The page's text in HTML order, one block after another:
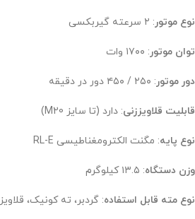
نوع موتور: ۲ سرعته گیربکسی
توان موتور: ۱۷۰۰ وات
دور موتور: ۲۵۰ / ۴۵۰ دور در دقیقه
قابلیت قلاویززنی: دارد (تا سایز M20)
نوع پایه: مگنت الکترومغناطیسی RL-E
وزن دستگاه: ۱۳.۵ کیلوگرم
نوع مته قابل استفاده: گردبر، ته کونیک، قلاویز